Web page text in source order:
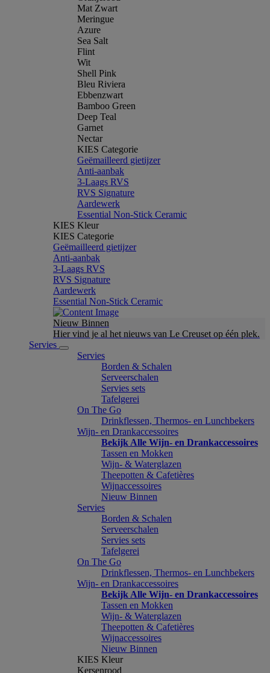
Mat Zwart
Meringue
Azure
Sea Salt
Flint
Wit
Shell Pink
Bleu Riviera
Ebbenzwart
Bamboo Green
Deep Teal
Garnet
Nectar
KIES Categorie
Geëmailleerd gietijzer
Anti-aanbak
3-Laags RVS
RVS Signature
Aardewerk
Essential Non-Stick Ceramic
KIES Kleur
KIES Categorie
Geëmailleerd gietijzer
Anti-aanbak
3-Laags RVS
RVS Signature
Aardewerk
Essential Non-Stick Ceramic
Nieuw Binnen
Hier vind je al het nieuws van Le Creuset op één plek.
Servies
Servies
Borden & Schalen
Serveerschalen
Servies sets
Tafelgerei
On The Go
Drinkflessen, Thermos- en Lunchbekers
Wijn- en Drankaccessoires
Bekijk Alle Wijn- en Drankaccessoires
Tassen en Mokken
Wijn- & Waterglazen
Theepotten & Cafetières
Wijnaccessoires
Nieuw Binnen
Servies
Borden & Schalen
Serveerschalen
Servies sets
Tafelgerei
On The Go
Drinkflessen, Thermos- en Lunchbekers
Wijn- en Drankaccessoires
Bekijk Alle Wijn- en Drankaccessoires
Tassen en Mokken
Wijn- & Waterglazen
Theepotten & Cafetières
Wijnaccessoires
Nieuw Binnen
KIES Kleur
Kersenrood